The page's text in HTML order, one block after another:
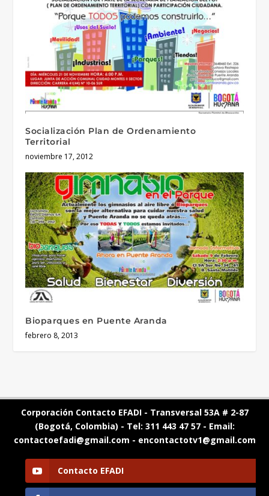
Socialización Plan de Ordenamiento
Territorial
noviembre 17, 2012
Bioparques en Puente Aranda
febrero 8, 2013
Corporación Contacto EFADI - Transversal 53A # 2-87
(Bogotá, Colombia) - Tel: 311 443 47 57 - Email:
contactoefadi@gmail.com - encontactotv1@gmail.com
Contacto EFADI